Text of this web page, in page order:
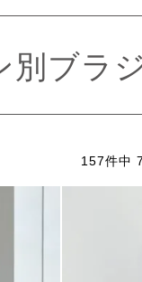
別ブラ
157件中